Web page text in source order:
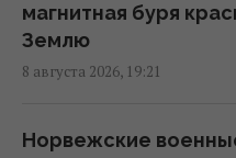
18:34 суббота, 08 августа 2026
Что произойдет,
самый плохой
магнитная буря
Землю
8 августа 2026, 19:21
Норвежские